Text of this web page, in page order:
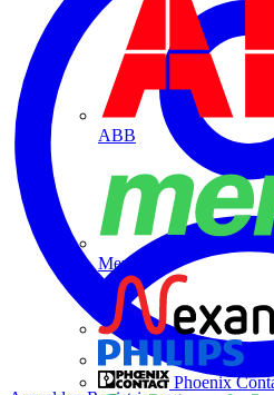
ABB
Merten
Phoenix